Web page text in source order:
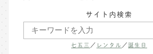
サイト内検索
七五三 ／ レンタル ／誕生日